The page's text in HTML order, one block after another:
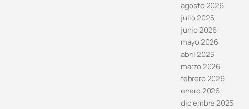
agosto 2026
julio 2026
junio 2026
mayo 2026
abril 2026
marzo 2026
febrero 2026
enero 2026
diciembre 2025